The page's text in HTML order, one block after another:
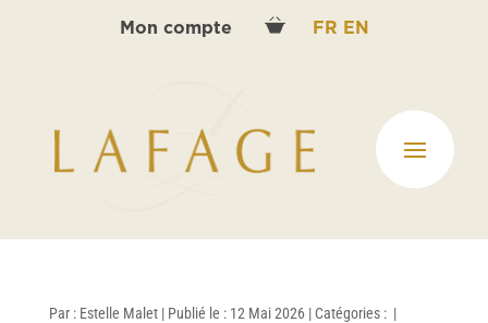
Mon compte FR EN
Par : Estelle Malet | Publié le : 12 Mai 2026 | Catégories : |